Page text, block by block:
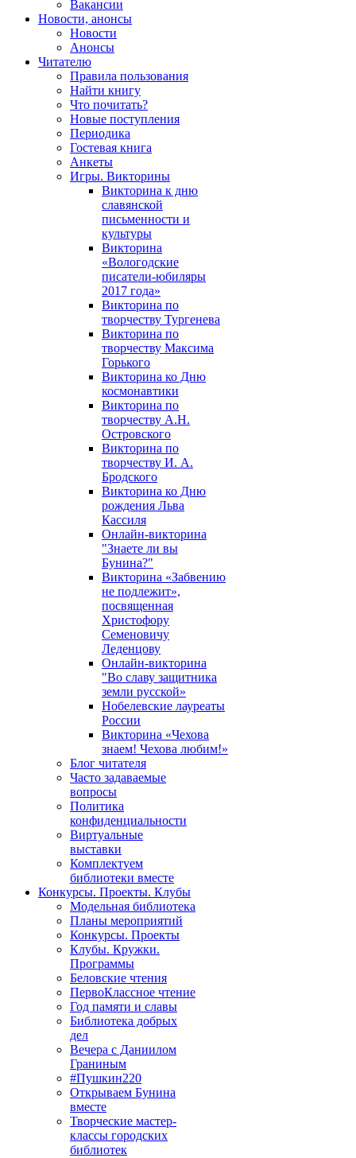
Вакансии
Новости, анонсы
Новости
Анонсы
Читателю
Правила пользования
Найти книгу
Что почитать?
Новые поступления
Периодика
Гостевая книга
Анкеты
Игры. Викторины
Викторина к дню
славянской
письменности и
культуры
Викторина
«Вологодские
писатели-юбиляры
2017 года»
Викторина по
творчеству Тургенева
Викторина по
творчеству Максима
Горького
Викторина ко Дню
космонавтики
Викторина по
творчеству А.Н.
Островского
Викторина по
творчеству И. А.
Бродского
Викторина ко Дню
рождения Льва
Кассиля
Онлайн-викторина
"Знаете ли вы
Бунина?"
Викторина «Забвению
не подлежит»,
посвященная
Христофору
Семеновичу
Леденцову
Онлайн-викторина
"Во славу защитника
земли русской»
Нобелевские лауреаты
России
Викторина «Чехова
знаем! Чехова любим!»
Блог читателя
Часто задаваемые
вопросы
Политика
конфиденциальности
Виртуальные
выставки
Комплектуем
библиотеки вместе
Конкурсы. Проекты. Клубы
Модельная библиотека
Планы мероприятий
Конкурсы. Проекты
Клубы. Кружки.
Программы
Беловские чтения
ПервоКлассное чтение
Год памяти и славы
Библиотека добрых
дел
Вечера с Даниилом
Граниным
#Пушкин220
Открываем Бунина
вместе
Творческие мастер-
классы городских
библиотек